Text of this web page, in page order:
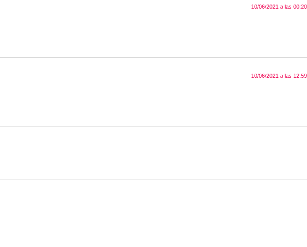
10/06/2021 a las 00:20
10/06/2021 a las 12:59